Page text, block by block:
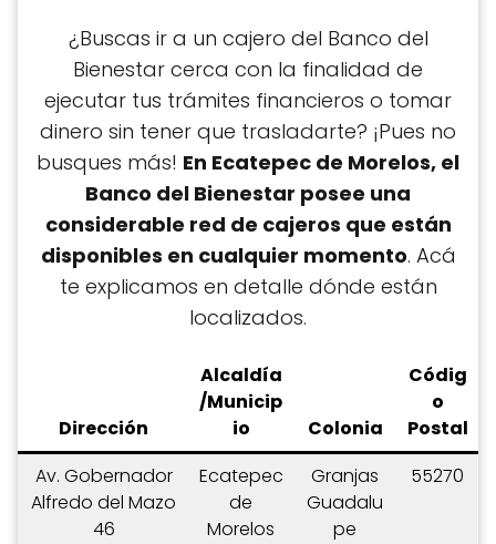
¿Buscas ir a un cajero del Banco del
Bienestar cerca con la finalidad de
ejecutar tus trámites financieros o tomar
dinero sin tener que trasladarte? ¡Pues no
busques más! En Ecatepec de Morelos, el
Banco del Bienestar posee una
considerable red de cajeros que están
disponibles en cualquier momento. Acá
te explicamos en detalle dónde están
localizados.
Dirección
Alcaldía
/Municip
io
Colonia
Códig
o
Postal
Av. Gobernador
Alfredo del Mazo
46
Ecatepec
de
Morelos
Granjas
Guadalu
pe
55270